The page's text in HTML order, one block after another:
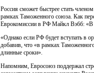
Россия сможет быстрее стать
рамках Таможенного союза. Как
Еврокомиссии в РФ Майкл Вэбб: «В
«Однако если РФ будет вступать в
добавив, что «в рамках
длинные сроки».
Напомним, Евросоюз поддержал